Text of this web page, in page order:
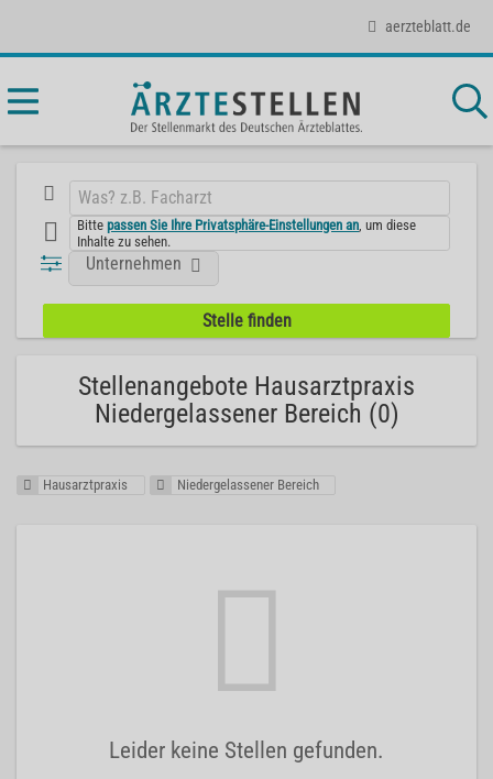
aerzteblatt.de
Bittepassen Sie Ihre Privatsphäre-Einstellungen an , um diese
Inhalte zu sehen.
Unternehmen
Stellenangebote Hausarztpraxis
Niedergelassener Bereich (0)
Hausarztpraxis Niedergelassener Bereich
Leider keine Stellen gefunden.